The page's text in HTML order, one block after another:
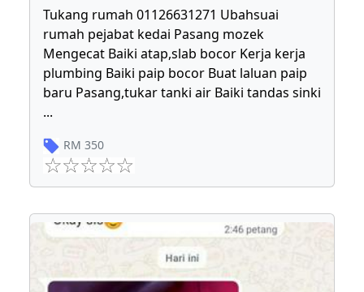
Tukang rumah 01126631271 Ubahsuai
rumah pejabat kedai Pasang mozek
Mengecat Baiki atap,slab bocor Kerja kerja
plumbing Baiki paip bocor Buat laluan paip
baru Pasang,tukar tanki air Baiki tandas sinki
...
RM 350